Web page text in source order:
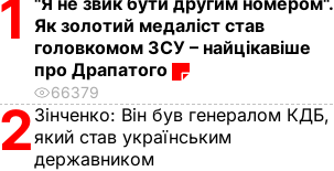
1
Як золотий медаліст став
головкомом ЗСУ – найцікавіше
про Драпатого
66379
2 Зінченко: Він був генералом КДБ,
який став українським
державником